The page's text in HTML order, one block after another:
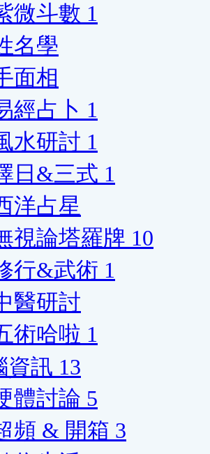
微斗數 1
名學
面相
經占卜 1
水研討 1
日&三式 1
洋占星
視論塔羅牌 10
行&武術 1
醫研討
術哈啦 1
資訊 13
體討論 5
頻 & 開箱 3